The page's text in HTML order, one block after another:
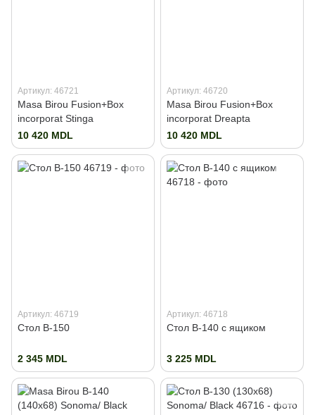
Артикул: 46721
Masa Birou Fusion+Box
incorporat Stinga
10 420 MDL
Артикул: 46720
Masa Birou Fusion+Box
incorporat Dreapta
10 420 MDL
Артикул: 46719
Стол B-150
2 345 MDL
Артикул: 46718
Стол B-140 с ящиком
3 225 MDL